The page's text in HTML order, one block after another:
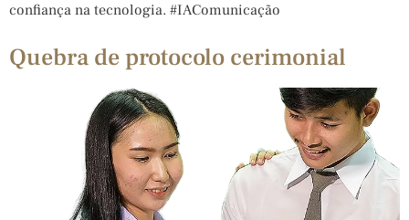
confiança na tecnologia. #IAComunicação
Quebra de protocolo cerimonial